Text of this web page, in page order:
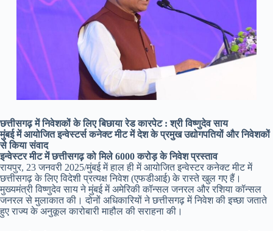
छत्तीसगढ़ में निवेशकों के लिए बिछाया रेड कारपेट : श्री विष्णुदेव साय
मुंबई में आयोजित इन्वेस्टर्स कनेक्ट मीट में देश के प्रमुख उद्योगपतियों और निवेशकों
से किया संवाद
इन्वेस्टर मीट में छत्तीसगढ़ को मिले 6000 करोड़ के निवेश प्रस्ताव
रायपुर, 23 जनवरी 2025/मुंबई में हाल ही में आयोजित इन्वेस्टर कनेक्ट मीट में
छत्तीसगढ़ के लिए विदेशी प्रत्यक्ष निवेश (एफडीआई) के रास्ते खुल गए हैं।
मुख्यमंत्री विष्णुदेव साय ने मुंबई में अमेरिकी कॉन्सल जनरल और रशिया कॉन्सल
जनरल से मुलाकात की। दोनों अधिकारियों ने छत्तीसगढ़ में निवेश की इच्छा जताते
हुए राज्य के अनुकूल कारोबारी माहौल की सराहना की।